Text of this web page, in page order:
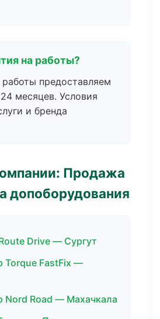
на работы?
предоставляем
месяцев. Условия
и бренда
Продажа
допоборудования
Drive — Сургут
Torque FastFix —
Nord Road — Махачкала